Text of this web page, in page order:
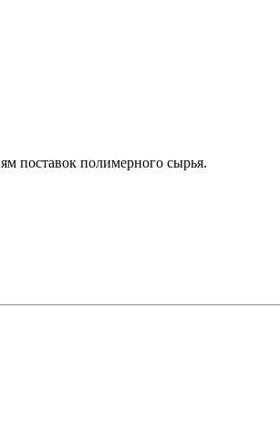
поставок полимерного сырья.